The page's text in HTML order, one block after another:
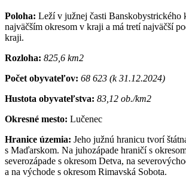
Poloha: Leží v južnej časti Banskobystrického
najväčším okresom v kraji a má tretí najväčší
kraji.
Rozloha: 825,6 km2
Počet obyvateľov: 68 623 (k 31.12.2024)
Hustota obyvateľstva: 83,12 ob./km2
Okresné mesto: Lučenec
Hranice územia: Jeho južnú hranicu tvorí
s Maďarskom. Na juhozápade hraničí s
severozápade s okresom Detva, na
a na východe s okresom Rimavská Sobota.